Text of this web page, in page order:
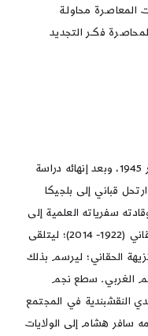
المعاصـرة محاولـة
فكـر التجديد
وُلِد هشام قباني في بيروت 28 يناير 1945، وبعد إنهائه دراسة
قباني إلى بلجيكا
سفرياته العلمية إلى
لقاء شيخ النقشبندية في أوروبا ناظم الحقاني (1922- 2014)؛ ليتلقى
الحقاني؛ ليرسم بذلك
الغربي. سطع نجم
النقشبندية في المجتمع
سافر هشام إلى الولايات